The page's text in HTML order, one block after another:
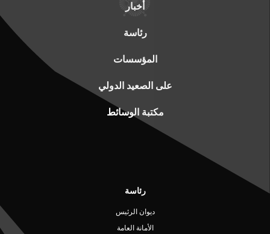
أخبار
رئاسة
المؤسسات
على الصعيد الدولي
مكتبة الوسائط
رئاسة
ديوان الرئيس
الأمانة العامة